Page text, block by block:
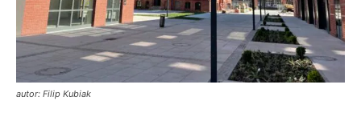
autor: Filip Kubiak